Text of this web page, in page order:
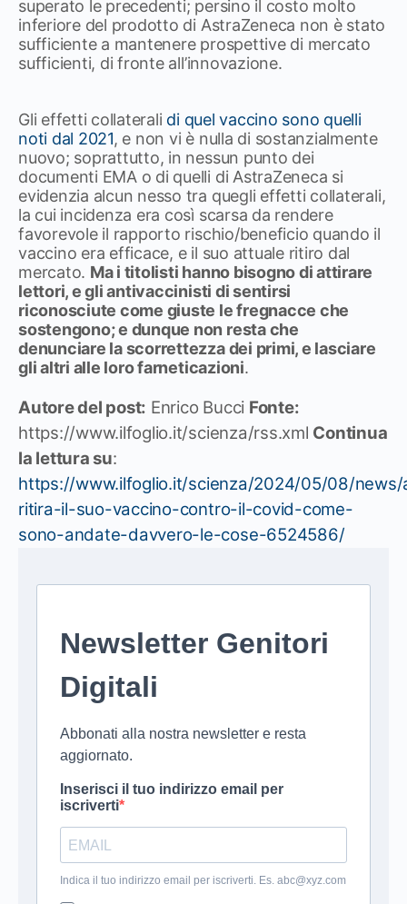
superato le precedenti; persino il costo molto
inferiore del prodotto di AstraZeneca non è stato
sufficiente a mantenere prospettive di mercato
sufficienti, di fronte all’innovazione.
Gli effetti collaterali di quel vaccino sono quelli
noti dal 2021, e non vi è nulla di sostanzialmente
nuovo; soprattutto, in nessun punto dei
documenti EMA o di quelli di AstraZeneca si
evidenzia alcun nesso tra quegli effetti collaterali,
la cui incidenza era così scarsa da rendere
favorevole il rapporto rischio/beneficio quando il
vaccino era efficace, e il suo attuale ritiro dal
mercato. Ma i titolisti hanno bisogno di attirare
lettori, e gli antivaccinisti di sentirsi
riconosciute come giuste le fregnacce che
sostengono; e dunque non resta che
denunciare la scorrettezza dei primi, e lasciare
gli altri alle loro farneticazioni.
Autore del post: Enrico Bucci Fonte:
https://www.ilfoglio.it/scienza/rss.xml Continua
la lettura su:
https://www.ilfoglio.it/scienza/2024/05/08/
ritira-il-suo-vaccino-contro-il-covid-come-
sono-andate-davvero-le-cose-6524586/